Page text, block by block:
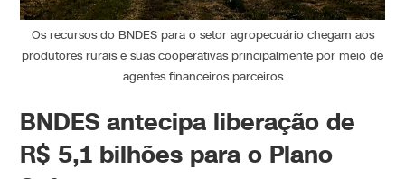
Os recursos do BNDES para o setor agropecuário chegam aos
produtores rurais e suas cooperativas principalmente por meio de
agentes financeiros parceiros
BNDES antecipa liberação de
R$ 5,1 bilhões para o Plano